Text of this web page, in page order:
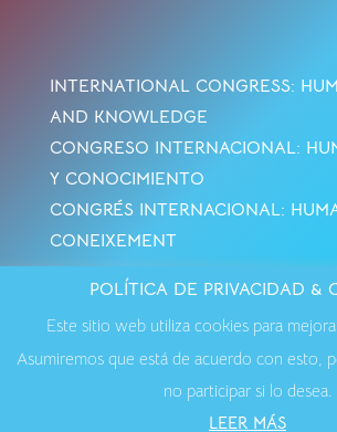
INTERNATIONAL CONGRESS:
AND KNOWLEDGE
CONGRESO INTERNACIONAL:
Y CONOCIMIENTO
CONGRÉS INTERNACIONAL:
CONEIXEMENT
Privacidad·Contactar
POLÍTICA DE PRIVACIDAD &
Este sitio web utiliza cookies para
Asumiremos que está de acuerdo con esto,
no participar si lo desea.
LEER MÁS